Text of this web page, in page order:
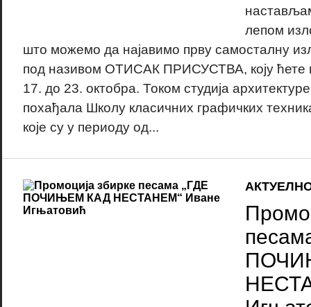
лепом
што можемо да најавимо прву самосталну
под називом ОТИСАК ПРИСУСТВА, коју ћете
17. до 23. октобра. Током студија
похађала Школу класичних графичких
које су у периоду од...